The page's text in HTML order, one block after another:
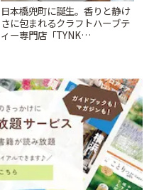
日本橋兜町に誕生。香りと静け
さに包まれるクラフトハーブテ
ィー専門店「TYNK